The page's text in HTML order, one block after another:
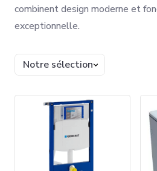
combinent design moderne et
exceptionnelle.
Trier